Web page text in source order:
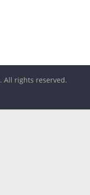
. All rights reserved.